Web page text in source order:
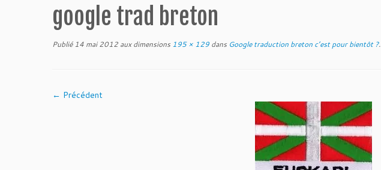
google trad breton
Publié 14 mai 2012 aux dimensions 195 × 129 dans Google traduction breton c’est pour bientôt ?.
← Précédent